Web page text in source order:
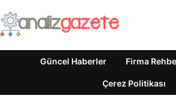
Güncel Haberler Firma
Çerez Politikası